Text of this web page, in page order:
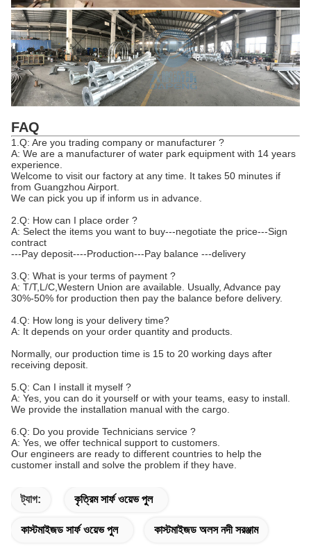
FAQ
1.Q: Are you trading company or manufacturer ?
A: We are a manufacturer of water park equipment with 14 years
experience.
Welcome to visit our factory at any time. It takes 50 minutes if
from Guangzhou Airport.
We can pick you up if inform us in advance.
2.Q: How can I place order ?
A: Select the items you want to buy---negotiate the price---Sign
contract
---Pay deposit----Production---Pay balance ---delivery
3.Q: What is your terms of payment ?
A: T/T,L/C,Western Union are available. Usually, Advance pay
30%-50% for production then pay the balance before delivery.
4.Q: How long is your delivery time?
A: It depends on your order quantity and products.
Normally, our production time is 15 to 20 working days after
receiving deposit.
5.Q: Can I install it myself ?
A: Yes, you can do it yourself or with your teams, easy to install.
We provide the installation manual with the cargo.
6.Q: Do you provide Technicians service ?
A: Yes, we offer technical support to customers.
Our engineers are ready to different countries to help the
customer install and solve the problem if they have.
ট্যাগ: কৃত্রিম সার্ফ ওয়েভ পুল
কাস্টমাইজড সার্ফ ওয়েভ পুল কাস্টমাইজড অলস নদী সরঞ্জাম